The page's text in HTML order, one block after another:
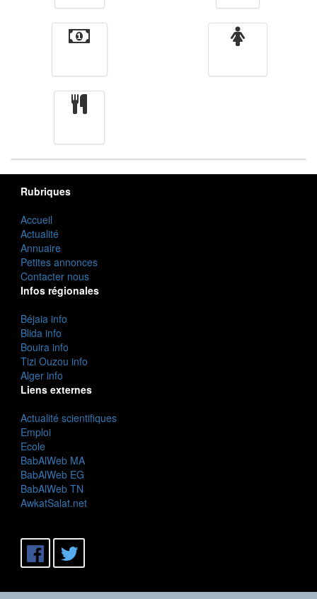
Rubriques
Accueil
Actualité
Annuaire
Petites annonces
Contacter nous
Infos régionales
Béjaia info
Blida info
Bouira info
Tizi Ouzou info
Alger info
Liens externes
Actualité scientifiques
Emploi
Ecole
BabAlWeb MA
BabAlWeb EG
BabAlWeb TN
AwkatSalat.net